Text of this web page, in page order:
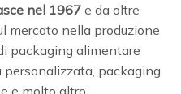
nel 1967e da oltre
mercato nella produzione
packaging alimentare
packaging
e molto altro.